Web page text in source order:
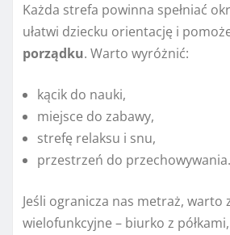
Każda strefa powinna spełniać
ułatwi dziecku orientację i
porządku. Warto wyróżnić:
kącik do nauki,
miejsce do zabawy,
strefę relaksu i snu,
przestrzeń do przechowywania.
Jeśli ogranicza nas metraż, warto
wielofunkcyjne – biurko z półkami,